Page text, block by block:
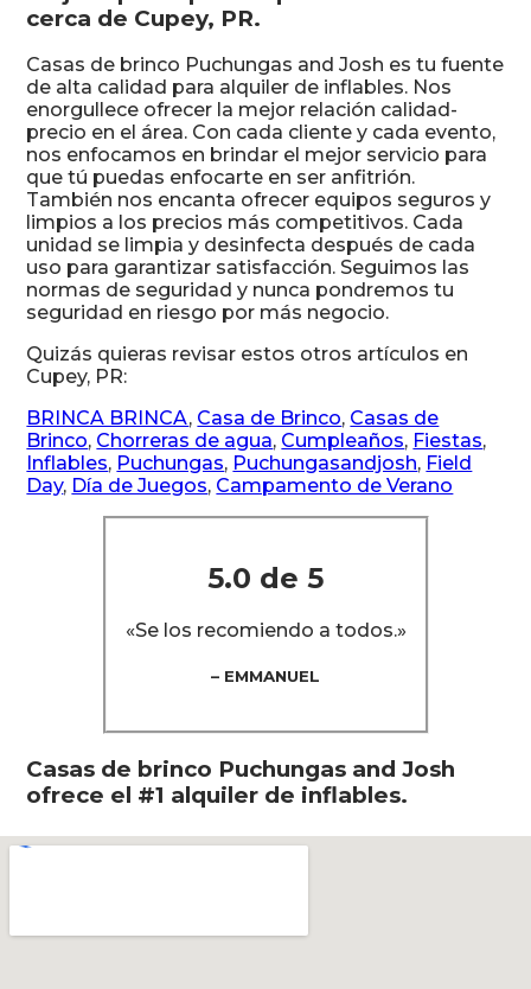
cerca de Cupey, PR.
Casas de brinco Puchungas and Josh es tu fuente
de alta calidad para alquiler de inflables. Nos
enorgullece ofrecer la mejor relación calidad-
precio en el área. Con cada cliente y cada evento,
nos enfocamos en brindar el mejor servicio para
que tú puedas enfocarte en ser anfitrión.
También nos encanta ofrecer equipos seguros y
limpios a los precios más competitivos. Cada
unidad se limpia y desinfecta después de cada
uso para garantizar satisfacción. Seguimos las
normas de seguridad y nunca pondremos tu
seguridad en riesgo por más negocio.
Quizás quieras revisar estos otros artículos en
Cupey, PR:
BRINCA BRINCA, Casa de Brinco, Casas de
Brinco, Chorreras de agua, Cumpleaños, Fiestas,
Inflables, Puchungas, Puchungasandjosh, Field
Day, Día de Juegos, Campamento de Verano
5.0 de 5
«Se los recomiendo a todos.»
– EMMANUEL
Casas de brinco Puchungas and Josh
ofrece el #1 alquiler de inflables.